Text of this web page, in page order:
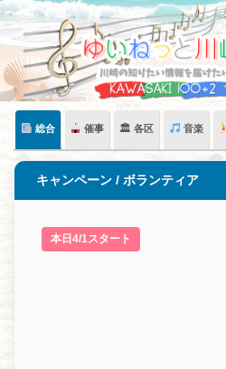
Skip
content
総合 催事 🏛 各区 音楽
キャンペーン / ボランティア
本日4/1スタート